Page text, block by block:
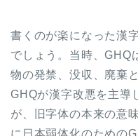
書くのが楽になった漢
でしょう。当時、GHQ
物の発禁、没収、廃棄
GHQが漢字改悪を主導
が、旧字体の本来の意
に日本弱体化のための